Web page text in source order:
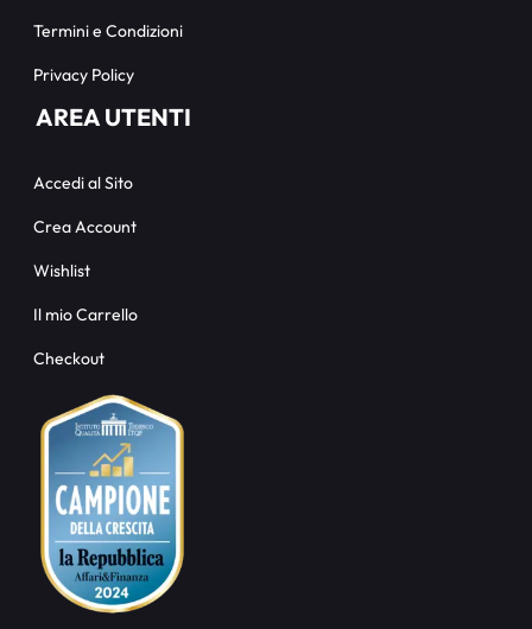
Termini e Condizioni
Privacy Policy
AREA UTENTI
Accedi al Sito
Crea Account
Wishlist
Il mio Carrello
Checkout